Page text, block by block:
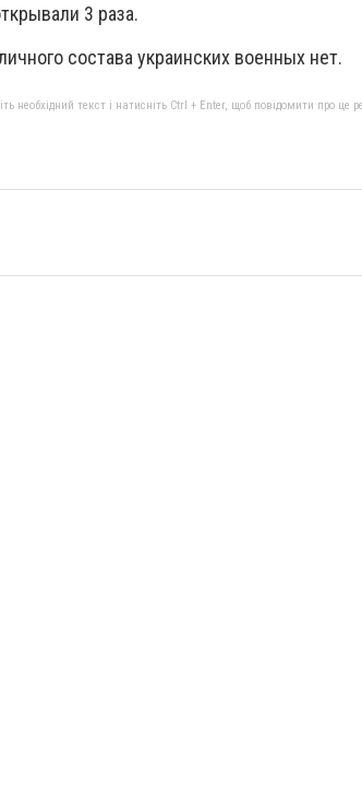
3 раза.
состава украинских военных нет.
необхідний текст і натисніть Ctrl + Enter, щоб повідомити про це